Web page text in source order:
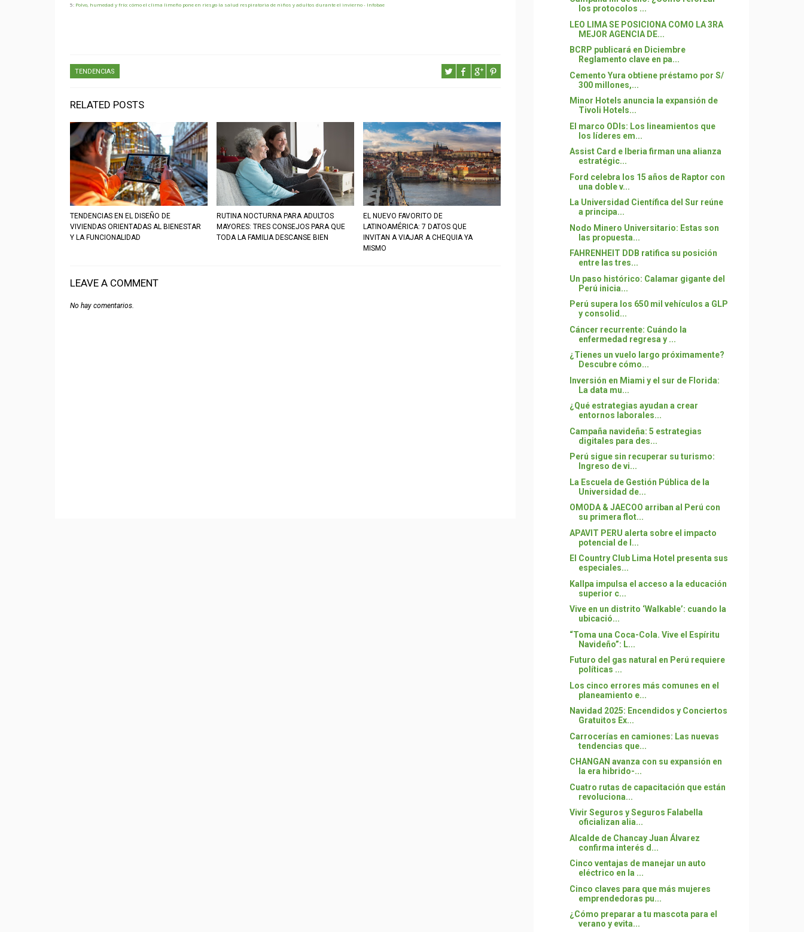
5: Polvo, humedad y frío: cómo el clima limeño pone en riesgo la salud respiratoria de niños y adultos durante el invierno - Infobae
TENDENCIAS
RELATED POSTS
TENDENCIAS EN EL DISEÑO DE
VIVIENDAS ORIENTADAS AL BIENESTAR
Y LA FUNCIONALIDAD
RUTINA NOCTURNA PARA ADULTOS
MAYORES: TRES CONSEJOS PARA QUE
TODA LA FAMILIA DESCANSE BIEN
EL NUEVO FAVORITO DE
LATINOAMÉRICA: 7 DATOS QUE
INVITAN A VIAJAR A CHEQUIA YA
MISMO
LEAVE A COMMENT
No hay comentarios.
los protocolos ...
LEO LIMA SE POSICIONA COMO LA 3RA
MEJOR AGENCIA DE...
BCRP publicará en Diciembre
Reglamento clave en pa...
Cemento Yura obtiene préstamo por S/
300 millones,...
Minor Hotels anuncia la expansión de
Tivoli Hotels...
El marco ODIs: Los lineamientos que
los líderes em...
Assist Card e Iberia firman una alianza
estratégic...
Ford celebra los 15 años de Raptor con
una doble v...
La Universidad Científica del Sur reúne
a principa...
Nodo Minero Universitario: Estas son
las propuesta...
FAHRENHEIT DDB ratifica su posición
entre las tres...
Un paso histórico: Calamar gigante del
Perú inicia...
Perú supera los 650 mil vehículos a GLP
y consolid...
Cáncer recurrente: Cuándo la
enfermedad regresa y ...
¿Tienes un vuelo largo próximamente?
Descubre cómo...
Inversión en Miami y el sur de Florida:
La data mu...
¿Qué estrategias ayudan a crear
entornos laborales...
Campaña navideña: 5 estrategias
digitales para des...
Perú sigue sin recuperar su turismo:
Ingreso de vi...
La Escuela de Gestión Pública de la
Universidad de...
OMODA & JAECOO arriban al Perú con
su primera flot...
APAVIT PERU alerta sobre el impacto
potencial de l...
El Country Club Lima Hotel presenta sus
especiales...
Kallpa impulsa el acceso a la educación
superior c...
Vive en un distrito ‘Walkable’: cuando la
ubicació...
“Toma una Coca-Cola. Vive el Espíritu
Navideño”: L...
Futuro del gas natural en Perú requiere
políticas ...
Los cinco errores más comunes en el
planeamiento e...
Navidad 2025: Encendidos y Conciertos
Gratuitos Ex...
Carrocerías en camiones: Las nuevas
tendencias que...
CHANGAN avanza con su expansión en
la era hibrido-...
Cuatro rutas de capacitación que están
revoluciona...
Vivir Seguros y Seguros Falabella
oficializan alia...
Alcalde de Chancay Juan Álvarez
confirma interés d...
Cinco ventajas de manejar un auto
eléctrico en la ...
Cinco claves para que más mujeres
emprendedoras pu...
¿Cómo preparar a tu mascota para el
verano y evita...